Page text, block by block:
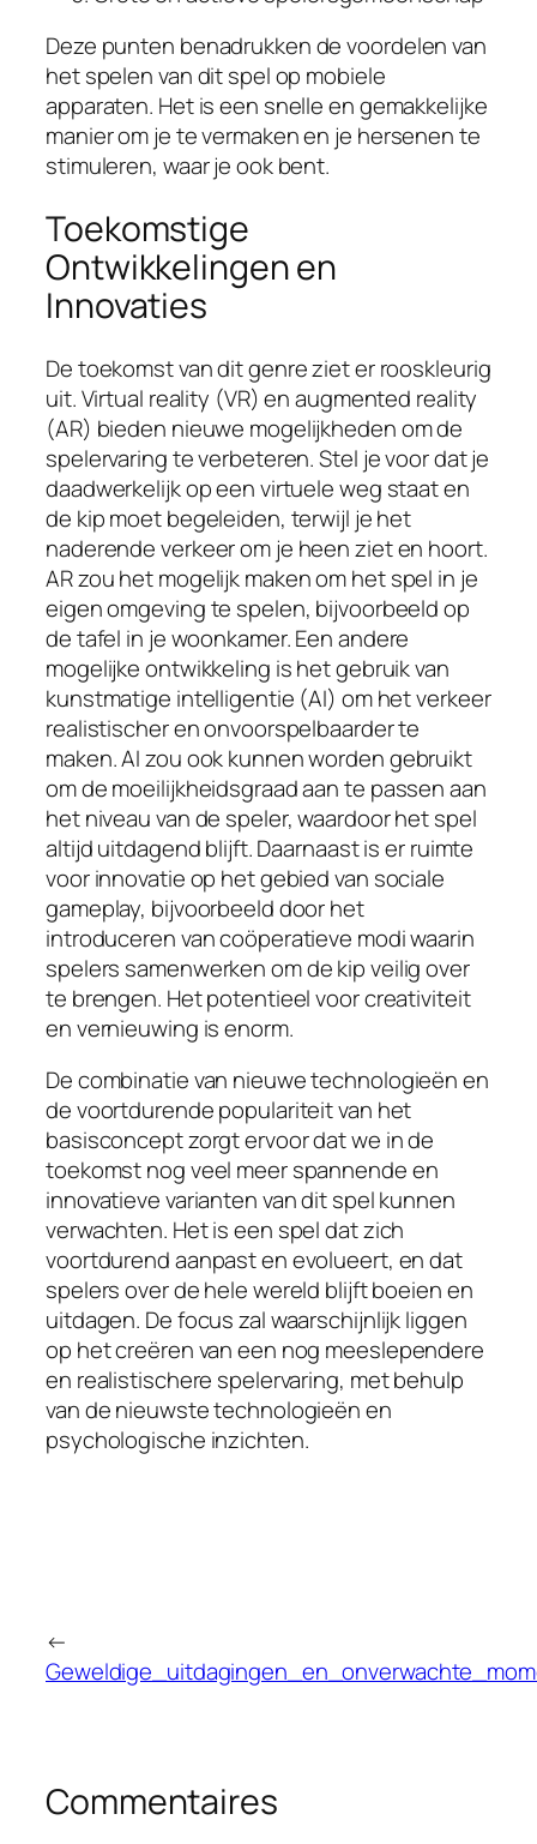
Deze punten benadrukken de voordelen van
het spelen van dit spel op mobiele
apparaten. Het is een snelle en gemakkelijke
manier om je te vermaken en je hersenen te
stimuleren, waar je ook bent.
Toekomstige
Ontwikkelingen en
Innovaties
De toekomst van dit genre ziet er rooskleurig
uit. Virtual reality (VR) en augmented reality
(AR) bieden nieuwe mogelijkheden om de
spelervaring te verbeteren. Stel je voor dat je
daadwerkelijk op een virtuele weg staat en
de kip moet begeleiden, terwijl je het
naderende verkeer om je heen ziet en hoort.
AR zou het mogelijk maken om het spel in je
eigen omgeving te spelen, bijvoorbeeld op
de tafel in je woonkamer. Een andere
mogelijke ontwikkeling is het gebruik van
kunstmatige intelligentie (AI) om het verkeer
realistischer en onvoorspelbaarder te
maken. AI zou ook kunnen worden gebruikt
om de moeilijkheidsgraad aan te passen aan
het niveau van de speler, waardoor het spel
altijd uitdagend blijft. Daarnaast is er ruimte
voor innovatie op het gebied van sociale
gameplay, bijvoorbeeld door het
introduceren van coöperatieve modi waarin
spelers samenwerken om de kip veilig over
te brengen. Het potentieel voor creativiteit
en vernieuwing is enorm.
De combinatie van nieuwe technologieën en
de voortdurende populariteit van het
basisconcept zorgt ervoor dat we in de
toekomst nog veel meer spannende en
innovatieve varianten van dit spel kunnen
verwachten. Het is een spel dat zich
voortdurend aanpast en evolueert, en dat
spelers over de hele wereld blijft boeien en
uitdagen. De focus zal waarschijnlijk liggen
op het creëren van een nog meeslependere
en realistischere spelervaring, met behulp
van de nieuwste technologieën en
psychologische inzichten.
←
Commentaires